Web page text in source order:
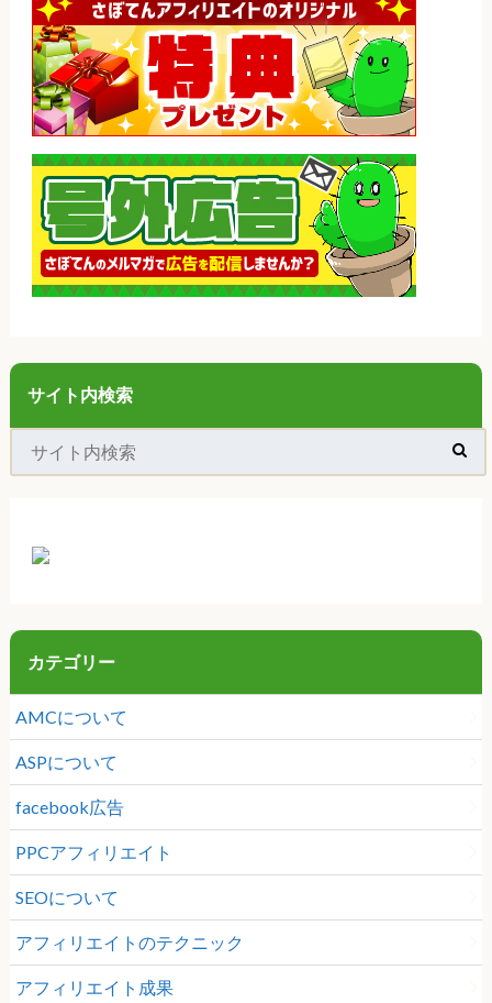
サイト内検索
カテゴリー
AMCについて
ASPについて
facebook広告
PPCアフィリエイト
SEOについて
アフィリエイトのテクニック
アフィリエイト成果